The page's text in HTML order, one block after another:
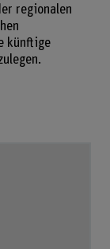
regionalen
künftige